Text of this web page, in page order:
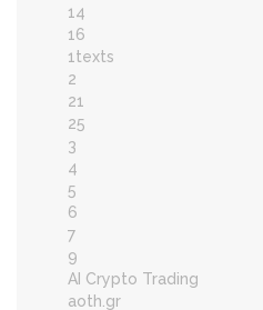
14
16
1texts
2
21
25
3
4
5
6
7
9
AI Crypto Trading
aoth.gr